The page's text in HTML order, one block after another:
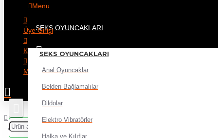
Menu
SEKS OYUNCAKLARI
SEKS OYUNCAKLARI
Anal Oyuncaklar
Belden Bağlamalılar
Dildolar
Elektro Vibratörler
Halka ve Kılıflar
Üye Girişi
Kayıt Ol
Mağaza Aç
CENSAN POWER SUPPLY Oyuncak ve vajinal Isıtıcı